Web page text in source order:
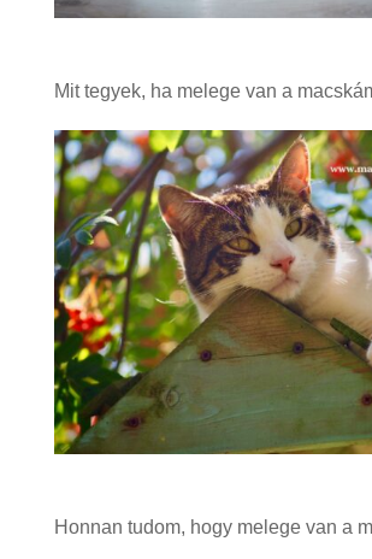
Mit tegyek, ha melege van a
Honnan tudom, hogy melege van a